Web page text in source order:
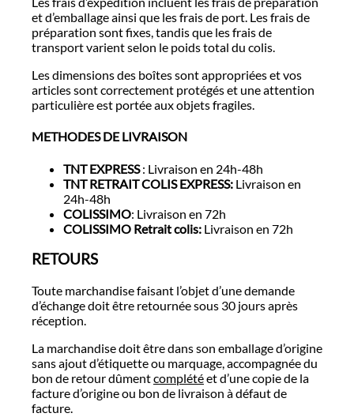
et d’emballage ainsi que les frais de port. Les frais de
préparation sont fixes, tandis que les frais de
transport varient selon le poids total du colis.
Les dimensions des boîtes sont appropriées et vos
articles sont correctement protégés et une attention
particulière est portée aux objets fragiles.
METHODES DE LIVRAISON
TNT EXPRESS: Livraison en 24h-48h
TNT RETRAIT COLIS EXPRESS: Livraison en
24h-48h
COLISSIMO: Livraison en 72h
COLISSIMO Retrait colis: Livraison en 72h
RETOURS
Toute marchandise faisant l’objet d’une demande
d’échange doit être retournée sous 30 jours après
réception.
La marchandise doit être dans son emballage d’origine
sans ajout d’étiquette ou marquage, accompagnée du
bon de retour dûmentcomplétéet d’une copie de la
facture d’origine ou bon de livraison à défaut de
facture.